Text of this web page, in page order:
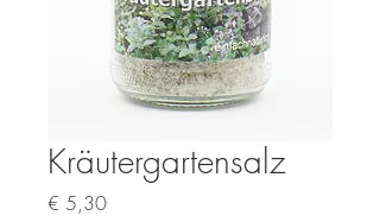
Kräutergartensalz
€ 5,30Preis